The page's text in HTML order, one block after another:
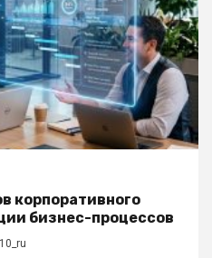
корпоративного
бизнес-процессов